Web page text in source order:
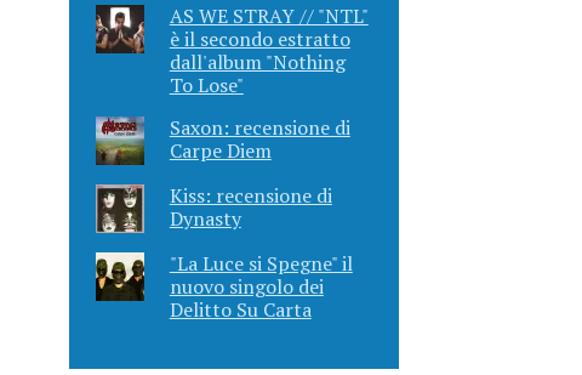
AS WE STRAY // "NTL"
è il secondo estratto
dall'album "Nothing
To Lose"
Saxon: recensione di
Carpe Diem
Kiss: recensione di
Dynasty
"La Luce si Spegne" il
nuovo singolo dei
Delitto Su Carta